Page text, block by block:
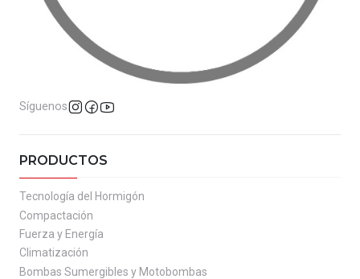
Síguenos
PRODUCTOS
Tecnología del Hormigón
Compactación
Fuerza y Energía
Climatización
Bombas Sumergibles y Motobombas